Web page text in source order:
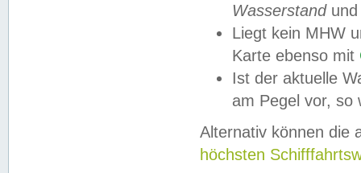
Wasserstandund
Liegt kein MHW
Karte ebenso mit
Ist der aktuelle
am Pegel vor,
Alternativ können die
höchsten